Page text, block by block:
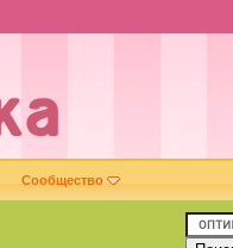
Сообщество